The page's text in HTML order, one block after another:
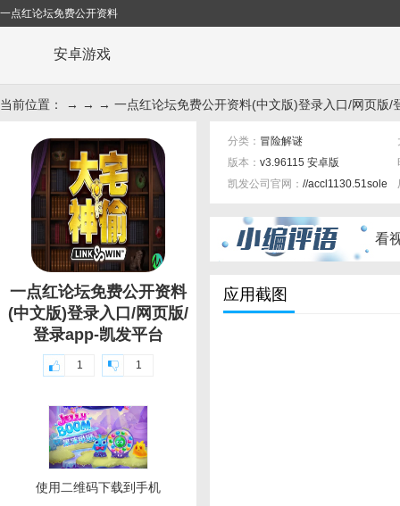
一点红论坛免费公开资料
安卓游戏
当前位置： → → → 一点红论坛免费公开资料(中文版)登录入口/网页版/
一点红论坛免费公开资料
(中文版)登录入口/网页版/
登录app-凯发平台
1 1
使用二维码下载到手机
分类： 冒险解谜
版本： v3.96115 安卓版
凯发公司官网： //
看
应用截图